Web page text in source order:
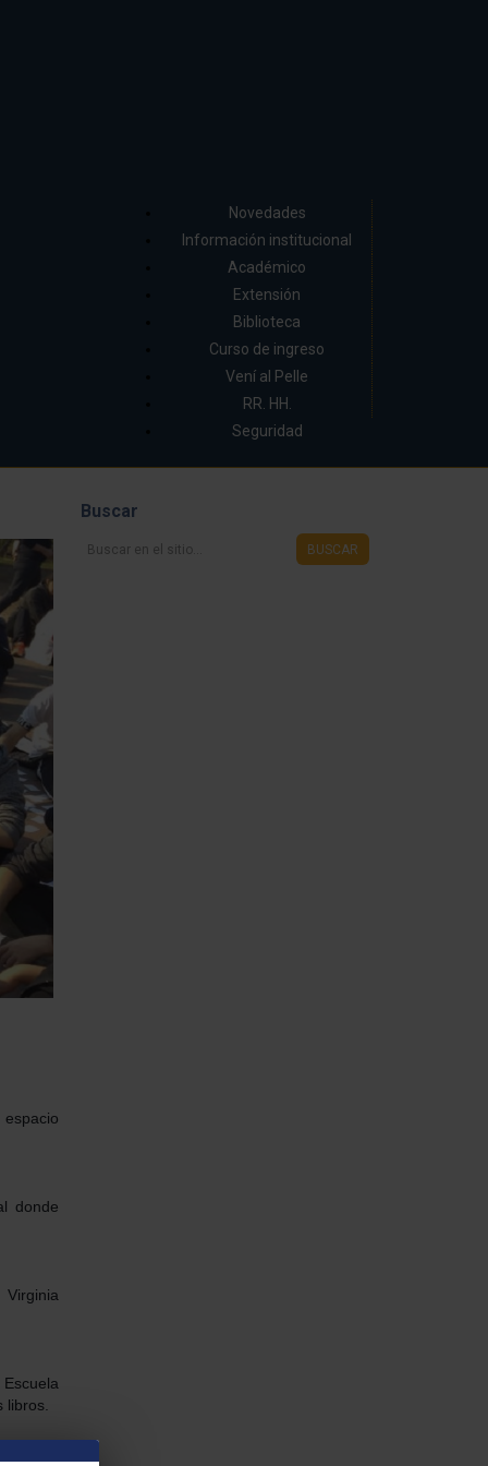
Novedades
Información institucional
Académico
Extensión
Biblioteca
Curso de ingreso
Vení al Pelle
RR. HH.
Seguridad
donde
Buscar
Buscar
BUSCAR